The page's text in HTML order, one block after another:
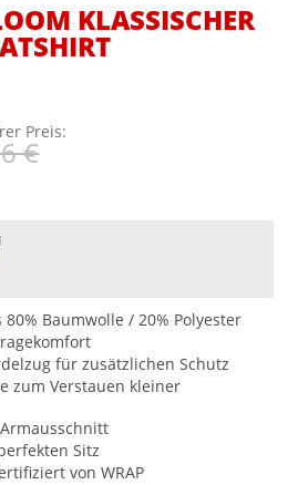
KLASSISCHER
Preis:
€
Baumwolle / 20% Polyester
für zusätzlichen Schutz
zum Verstauen kleiner
Sitz
von WRAP